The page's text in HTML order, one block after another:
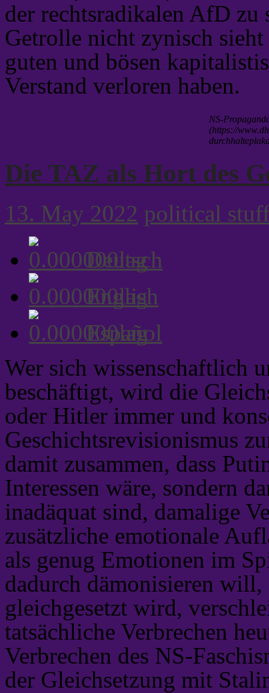
der rechtsradikalen AfD zu
Getrolle nicht zynisch
guten und bösen
Verstand verloren haben.
NS-
(https://
Die TAZ als Hort des
13. May 2022 political
Deutsch
English
Español
Wer sich wissenschaftlich
beschäftigt, wird die
oder Hitler immer und
Geschichtsrevisionismus
damit zusammen, dass
Interessen wäre, sondern
inadäquat sind, damalige
zusätzliche emotionale
als genug Emotionen im
dadurch dämonisieren
gleichgesetzt wird,
tatsächliche Verbrechen
Verbrechen des NS-
der Gleichsetzung mit